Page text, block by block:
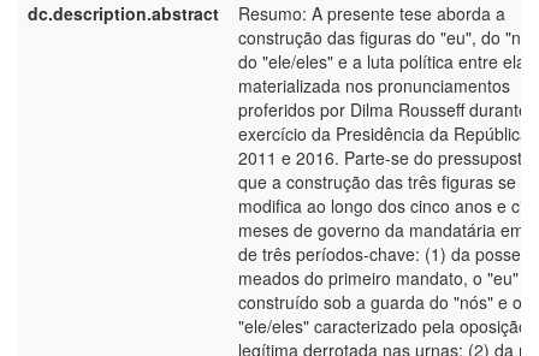
dc.description.abstract
Resumo: A presente tese aborda a
construção das figuras do "eu", do
do "ele/eles" e a luta política entre elas
materializada nos pronunciamentos
proferidos por Dilma Rousseff durante
exercício da Presidência da
2011 e 2016. Parte-se do pressuposto
que a construção das três figuras se
modifica ao longo dos cinco anos e
meses de governo da mandatária em
de três períodos-chave: (1) da posse
meados do primeiro mandato, o "eu" é
construído sob a guarda do "nós" e o
"ele/eles" caracterizado pela oposição
legítima derrotada nas urnas; (2) da